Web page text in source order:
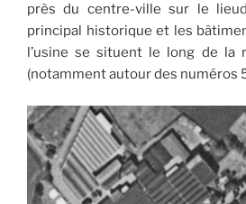
près du centre-ville sur le
principal historique et les
l’usine se situent le long de la
(notamment autour des numéros